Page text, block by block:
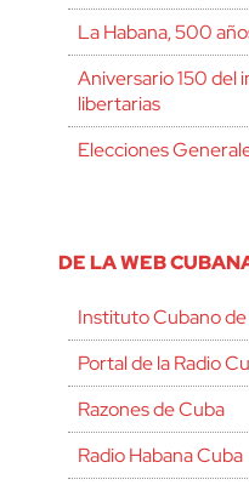
La Habana, 500
Aniversario 150 del
libertarias
Elecciones
DE LA WEB
Instituto Cubano de
Portal de la Radio
Razones de Cuba
Radio Habana Cuba